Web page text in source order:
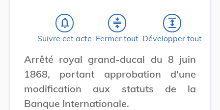
notifications_none
Suivre cet acte
compress
Fermer tout
expand
Développer tout
Arrêté royal grand-ducal du 8 juin
1868, portant approbation d'une
modification aux statuts de la
Banque Internationale.